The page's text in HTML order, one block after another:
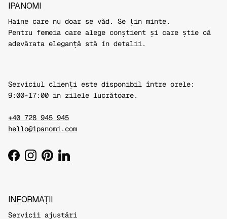
IPANOMI
Haine care nu doar se văd. Se țin minte.
Pentru femeia care alege conștient și care știe că
adevărata eleganță stă în detalii.
Serviciul clienți este disponibil între orele:
9:00-17:00 in zilele lucrătoare.
+40 728 945 945
hello@ipanomi.com
FacebookInstagram
Pinterest
LinkedIn
INFORMAȚII
Servicii ajustări